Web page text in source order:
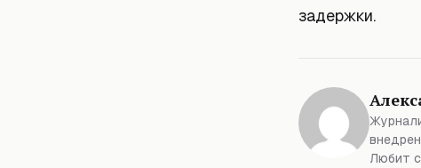
задержки.
Любит